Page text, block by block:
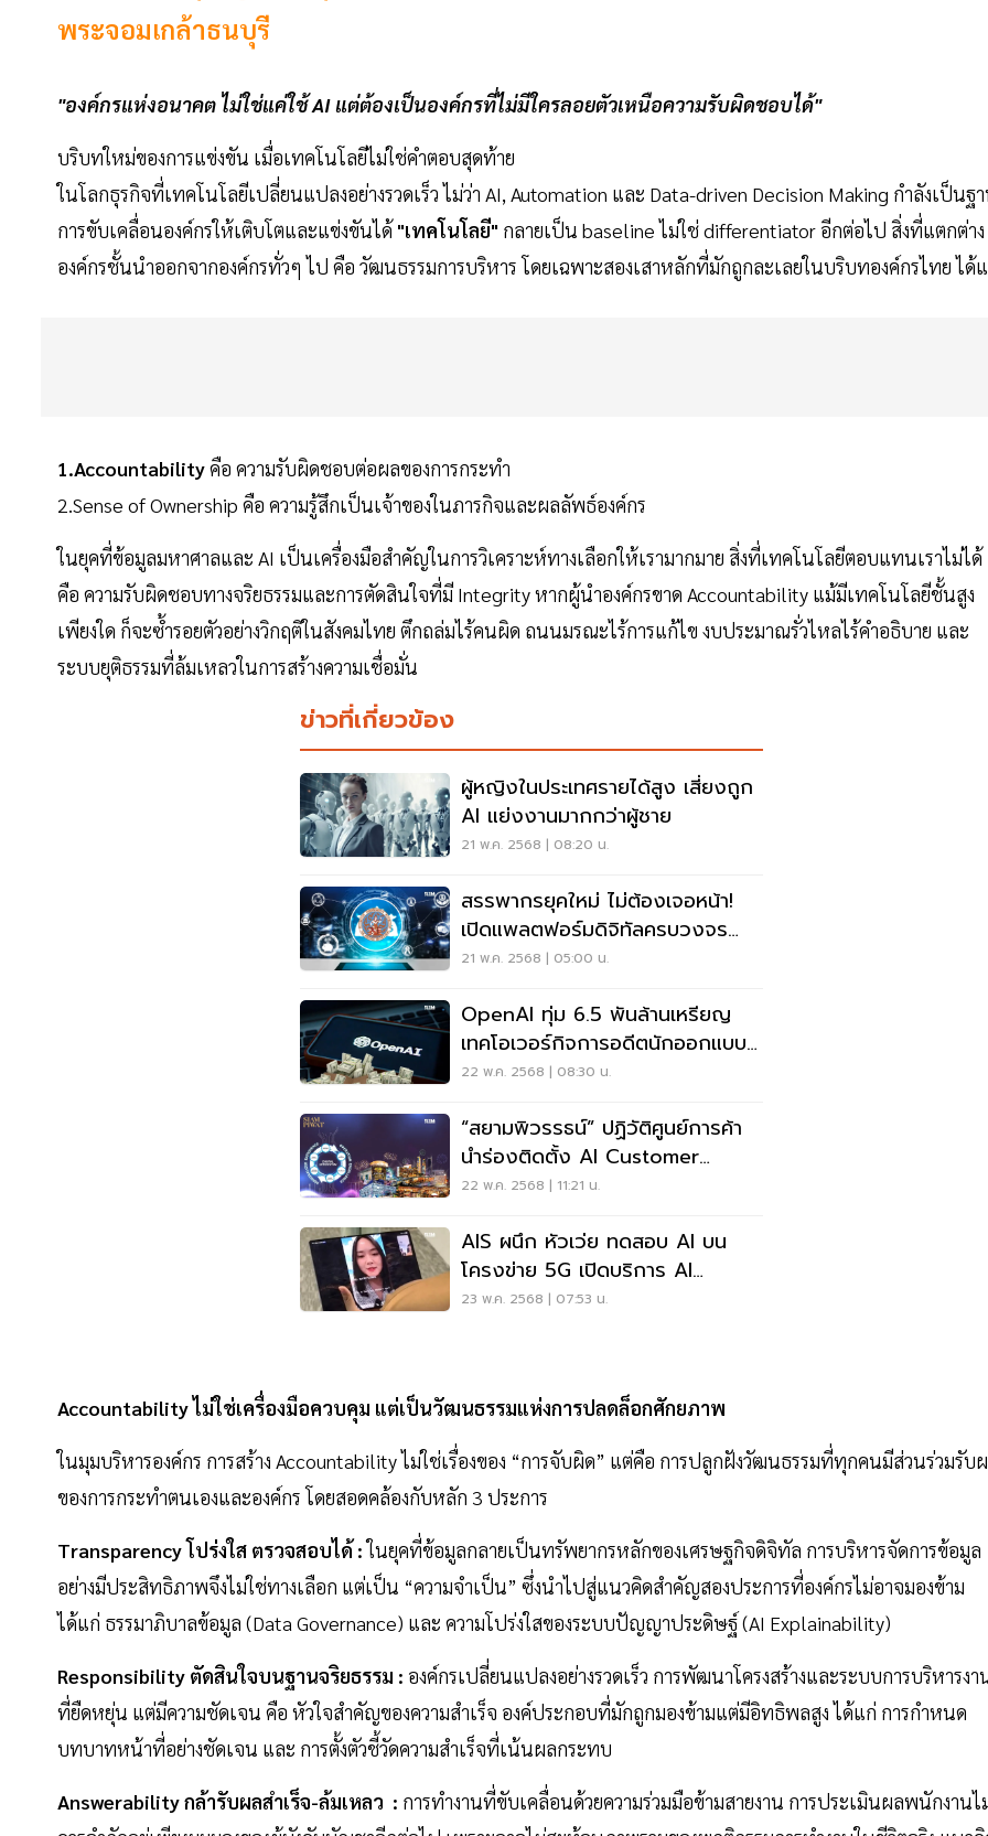
พระจอมเกล้าธนบุรี
"องค์กรแห่งอนาคต ไม่ใช่แค่ใช้ AI แต่ต้องเป็นองค์กรที่ไม่มีใครลอยตัวเหนือความรับผิดชอบได้"
บริบทใหม่ของการแข่งขัน เมื่อเทคโนโลยีไม่ใช่คำตอบสุดท้าย
ในโลกธุรกิจที่เทคโนโลยีเปลี่ยนแปลงอย่างรวดเร็ว ไม่ว่า AI, Automation และ Data-driven Decision Making กำลังเป็นฐ
การขับเคลื่อนองค์กรให้เติบโตและแข่งขันได้"เทคโนโลยี" กลายเป็น baseline ไม่ใช่ differentiator อีกต่อไป สิ่งที่แตกต่าง
องค์กรชั้นนำออกจากองค์กรทั่วๆ ไป คือ วัฒนธรรมการบริหาร โดยเฉพาะสองเสาหลักที่มักถูกละเลยในบริบทองค์กรไทย ได้
1.Accountabilityคือ ความรับผิดชอบต่อผลของการกระทำ
2.Sense of Ownership คือ ความรู้สึกเป็นเจ้าของในภารกิจและผลลัพธ์องค์กร
ในยุคที่ข้อมูลมหาศาลและ AI เป็นเครื่องมือสำคัญในการวิเคราะห์ทางเลือกให้เรามากมาย สิ่งที่เทคโนโลยีตอบแทนเราไม่ได้
คือ ความรับผิดชอบทางจริยธรรมและการตัดสินใจที่มี Integrity หากผู้นำองค์กรขาด Accountability แม้มีเทคโนโลยีชั้นสูง
เพียงใด ก็จะซ้ำรอยตัวอย่างวิกฤติในสังคมไทย ตึกถล่มไร้คนผิด ถนนมรณะไร้การแก้ไข งบประมาณรั่วไหลไร้คำอธิบาย และ
ระบบยุติธรรมที่ล้มเหลวในการสร้างความเชื่อมั่น
ข่าวที่เกี่ยวข้อง
ผู้หญิงในประเทศรายได้สูง เสี่ยงถูก
AI แย่งงานมากกว่าผู้ชาย
21 พ.ค. 2568 | 08:20 น.
สรรพากรยุคใหม่ ไม่ต้องเจอหน้า!
เปิดแพลตฟอร์มดิจิทัลครบวงจร
พร้อม AI จับเลี่ยงภาษี
21 พ.ค. 2568 | 05:00 น.
OpenAI ทุ่ม 6.5 พันล้านเหรียญ
เทคโอเวอร์กิจการอดีตนักออกแบบ
IPhone
22 พ.ค. 2568 | 08:30 น.
“สยามพิวรรธน์” ปฏิวัติศูนย์การค้า
นำร่องติดตั้ง AI Customer
Service Kiosk
22 พ.ค. 2568 | 11:21 น.
AIS ผนึก หัวเว่ย ทดสอบ AI บน
โครงข่าย 5G เปิดบริการ AI
Calling
23 พ.ค. 2568 | 07:53 น.
Accountability ไม่ใช่เครื่องมือควบคุม แต่เป็นวัฒนธรรมแห่งการปลดล็อกศักยภาพ
ในมุมบริหารองค์กร การสร้าง Accountability ไม่ใช่เรื่องของ “การจับผิด” แต่คือ การปลูกฝังวัฒนธรรมที่ทุกคนมีส่วนร่วมรับ
ของการกระทำตนเองและองค์กร โดยสอดคล้องกับหลัก 3 ประการ
Transparency โปร่งใส ตรวจสอบได้ :ในยุคที่ข้อมูลกลายเป็นทรัพยากรหลักของเศรษฐกิจดิจิทัล การบริหารจัดการข้อมูล
อย่างมีประสิทธิภาพจึงไม่ใช่ทางเลือก แต่เป็น “ความจำเป็น” ซึ่งนำไปสู่แนวคิดสำคัญสองประการที่องค์กรไม่อาจมองข้าม
ได้แก่ ธรรมาภิบาลข้อมูล (Data Governance) และ ความโปร่งใสของระบบปัญญาประดิษฐ์ (AI Explainability)
Responsibility ตัดสินใจบนฐานจริยธรรม : องค์กรเปลี่ยนแปลงอย่างรวดเร็ว การพัฒนาโครงสร้างและระบบการบริหารงา
ที่ยืดหยุ่น แต่มีความชัดเจน คือ หัวใจสำคัญของความสำเร็จ องค์ประกอบที่มักถูกมองข้ามแต่มีอิทธิพลสูง ได้แก่ การกำหนด
บทบาทหน้าที่อย่างชัดเจน และ การตั้งตัวชี้วัดความสำเร็จที่เน้นผลกระทบ
Answerability กล้ารับผลสำเร็จ-ล้มเหลว : การทำงานที่ขับเคลื่อนด้วยความร่วมมือข้ามสายงาน การประเมินผลพนักงานไ